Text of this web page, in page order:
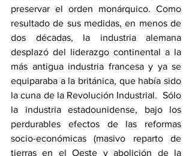
preservar el orden monárquico. Como
resultado de sus medidas, en menos de
dos décadas, la industria alemana
desplazó del liderazgo continental a la
más antigua industria francesa y ya se
equiparaba a la británica, que había sido
la cuna de la Revolución Industrial.  Sólo
la industria estadounidense, bajo los
perdurables efectos de las reformas
socio-económicas (masivo reparto de
tierras en el Oeste y abolición de la